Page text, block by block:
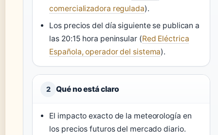
comercializadora regulada).
Los precios del día siguiente se publican a
las 20:15 hora peninsular (Red Eléctrica
Española, operador del sistema).
2 Qué no está claro
El impacto exacto de la meteorología en
los precios futuros del mercado diario.